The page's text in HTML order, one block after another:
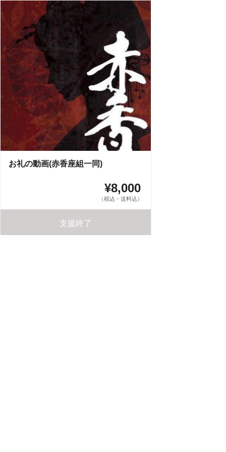
お礼の動画(赤香座組一同)
¥8,000
（税込・送料込）
支援終了